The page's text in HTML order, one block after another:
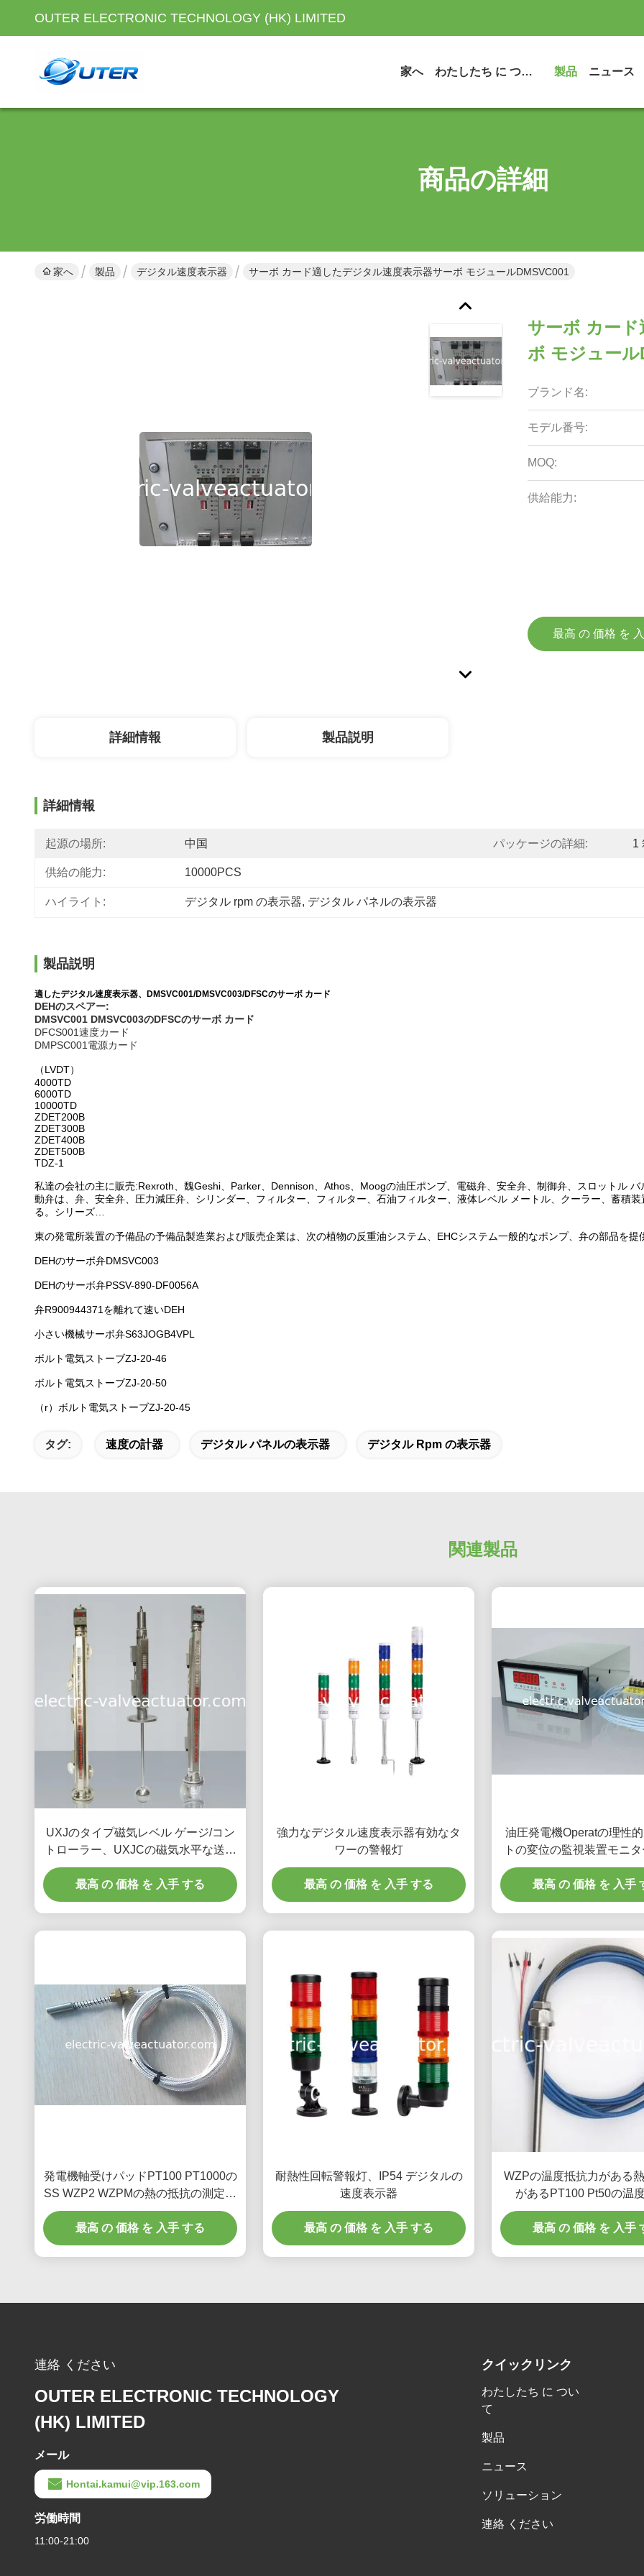
OUTER ELECTRONIC TECHNOLOGY (HK) LIMITED
家へ わたしたち に つい て 製品 ニュース
商品の詳細
家へ 製品 デジタル速度表示器 サーボ カード適したデジタル速度表示器サーボ モジュールDMSVC001
サーボ カー
ボ モジュール
ブランド名:
モデル番号:
MOQ:
供給能力:
最高 の 価格 を
詳細情報 製品説明
詳細情報
起源の場所: 中国 パッケージの詳細: 1
供給の能力: 10000PCS
ハイライト: デジタル rpm の表示器, デジタル パネルの表示器
製品説明
適したデジタル速度表示器、DMSVC001/DMSVC003/DFSCのサーボ カード
DEHのスペアー:
DMSVC001 DMSVC003のDFSCのサーボ カード
DFCS001速度カード
DMPSC001電源カード
（LVDT）
4000TD
6000TD
10000TD
ZDET200B
ZDET300B
ZDET400B
ZDET500B
TDZ-1
私達の会社の主に販売:Rexroth、魏Geshi、Parker、Dennison、Athos、Moogの油圧ポンプ、電磁弁、安全弁、制御弁、スロットル
動弁は、弁、安全弁、圧力減圧弁、シリンダー、フィルター、フィルター、石油フィルター、液体レベル メートル、クーラー、蓄積
る。シリーズ…
東の発電所装置の予備品の予備品製造業および販売企業は、次の植物の反重油システム、EHCシステム一般的なポンプ、弁の部品を提
DEHのサーボ弁DMSVC003
DEHのサーボ弁PSSV-890-DF0056A
弁R900944371を離れて速いDEH
小さい機械サーボ弁S63JOGB4VPL
ボルト電気ストーブZJ-20-46
ボルト電気ストーブZJ-20-50
（r）ボルト電気ストーブZJ-20-45
タグ: 速度の計器 デジタル パネルの表示器 デジタル Rpm の表示器
関連製品
UXJのタイプ磁気レベル ゲージ/コン
トローラー、UXJCの磁気水平な送信
機
最高 の 価格 を 入手 する
強力なデジタル速度表示器有効なタ
ワーの警報灯
最高 の 価格 を 入手 する
油圧発電機Operatの理性
トの変位の監視装置モニ
トの軸変位
最高 の 価格 を 入手
発電機軸受けパッドPT100 PT1000の
SS WZP2 WZPMの熱の抵抗の測定の
温度
最高 の 価格 を 入手 する
耐熱性回転警報灯、IP54 デジタルの
速度表示器
最高 の 価格 を 入手 する
WZPの温度抵抗力がある
があるPT100 Pt50の温
最高 の 価格 を 入手
連絡 ください
OUTER ELECTRONIC TECHNOLOGY
(HK) LIMITED
メール
Hontai.kamui@vip.163.com
労働時間
11:00-21:00
クイックリンク
わたしたち に つい
て
製品
ニュース
ソリューション
連絡 ください